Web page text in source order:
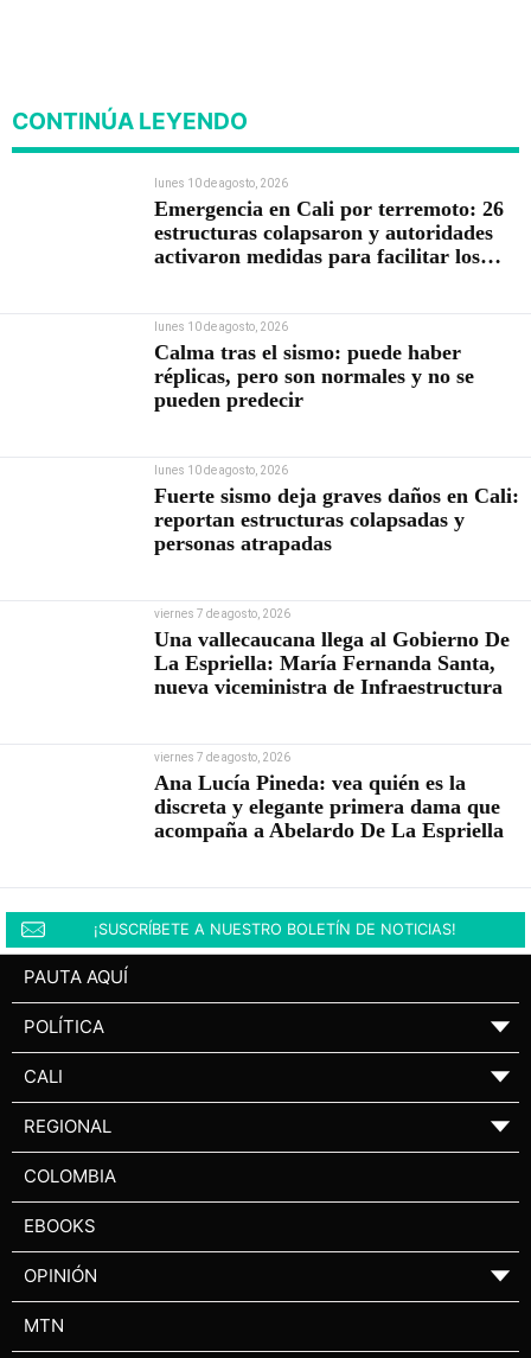
CONTINÚA LEYENDO
lunes 10 de agosto, 2026
Emergencia en Cali por terremoto: 26
estructuras colapsaron y autoridades
activaron medidas para facilitar los
lunes 10 de agosto, 2026
Calma tras el sismo: puede haber
réplicas, pero son normales y no se
pueden predecir
lunes 10 de agosto, 2026
Fuerte sismo deja graves daños en Cali:
reportan estructuras colapsadas y
personas atrapadas
viernes 7 de agosto, 2026
Una vallecaucana llega al Gobierno De
La Espriella: María Fernanda Santa,
nueva viceministra de Infraestructura
viernes 7 de agosto, 2026
Ana Lucía Pineda: vea quién es la
discreta y elegante primera dama que
acompaña a Abelardo De La Espriella
¡SUSCRÍBETE A NUESTRO BOLETÍN DE NOTICIAS!
PAUTA AQUÍ
POLÍTICA ▼
CALI ▼
REGIONAL ▼
COLOMBIA
EBOOKS
OPINIÓN ▼
MTN